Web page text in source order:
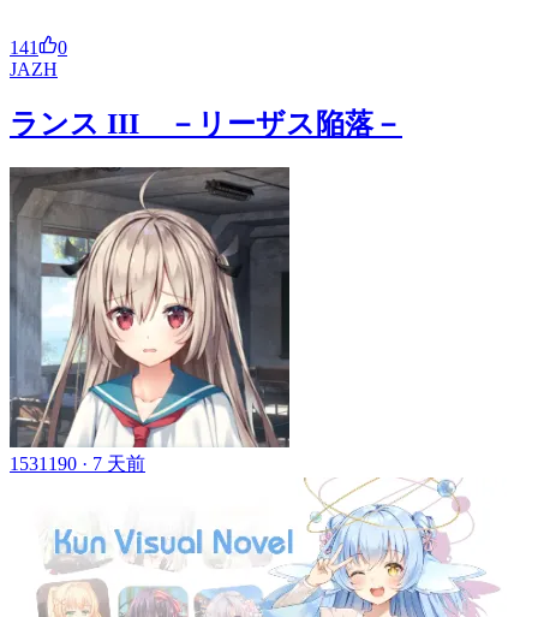
141
0
JAZH
ランス III －リーザス陥落－
1531190 · 7 天前